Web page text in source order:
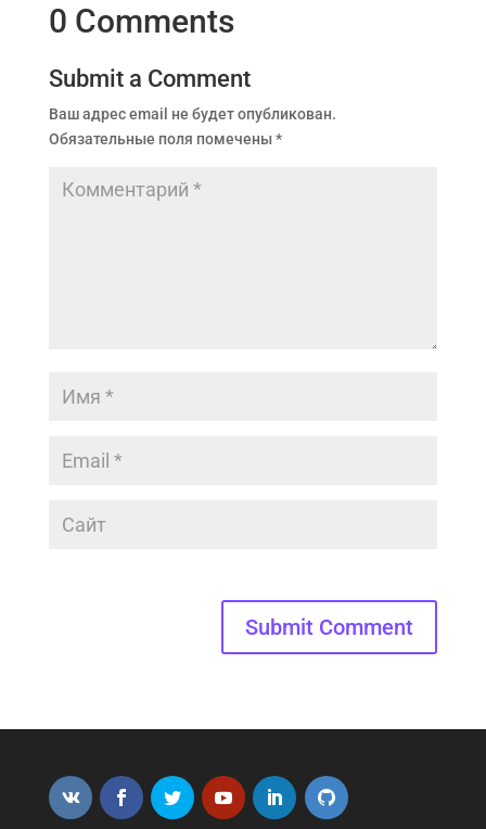
0 Comments
Submit a Comment
Ваш адрес email не будет опубликован.
Обязательные поля помечены*
Submit Comment